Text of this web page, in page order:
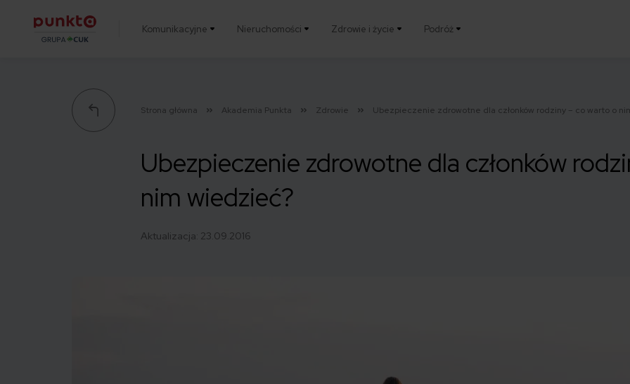
Komunikacyjne Nieruchomości Zdrowie i życie Podróż
Strona główna Akademia Punkta Zdrowie Ubezpieczenie zdrowotne dla członków rodziny – co warto o
Ubezpieczenie zdrowotne dla członków
nim wiedzieć?
Aktualizacja: 23.09.2016